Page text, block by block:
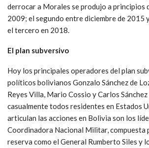
derrocar a Morales se produjo a principios
2009; el segundo entre diciembre de 2015
el tercero en 2018.
El plan subversivo
Hoy los principales operadores del plan
políticos bolivianos Gonzalo Sánchez de
Reyes Villa, Mario Cossio y Carlos Sánchez
casualmente todos residentes en Estados
articulan las acciones en Bolivia son los
Coordinadora Nacional Militar, compuesta
reserva como el General Rumberto Siles y